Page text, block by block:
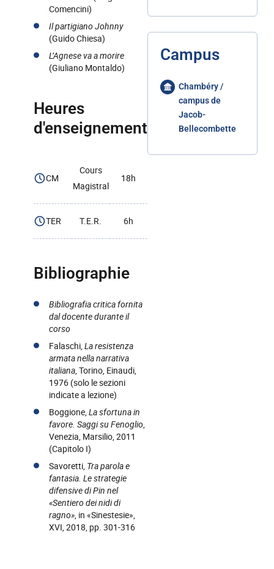
Comencini)
Il partigiano Johnny
(Guido Chiesa)
L’Agnese va a morire
(Giuliano Montaldo)
Heures
d'enseignement
CM
Cours
Magistral
18h
TER T.E.R. 6h
Bibliographie
Bibliografia critica fornita
dal docente durante il
corso
Falaschi,La resistenza
armata nella narrativa
italiana, Torino, Einaudi,
1976 (solo le sezioni
indicate a lezione)
Boggione,La sfortuna in
favore. Saggi su Fenoglio,
Venezia, Marsilio, 2011
(Capitolo I)
Savoretti, Tra parola e
fantasia. Le strategie
difensive di Pin nel
«Sentiero dei nidi di
ragno», in «Sinestesie»,
XVI, 2018, pp. 301-316
Campus
Chambéry /
campus de
Jacob-
Bellecombette